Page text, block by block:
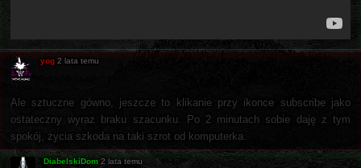
yog 2 lata temu
Ale sztuczne gówno, jeszcze to klikanie przy ikonce subscribe jako
ostateczny wyraz braku szacunku. Po 2 minutach sobie daję z tym
spokój, życia szkoda na taki szrot od komputerka.
DiabelskiDom 2 lata temu